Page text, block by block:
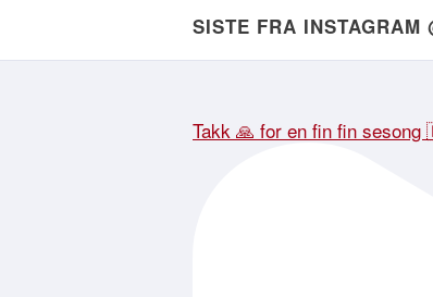
SISTE FRA INSTAGRAM
Takk 🙏 for en fin fin